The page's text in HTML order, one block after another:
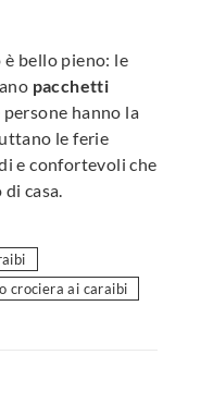
bello pieno: le
pacchetti
hanno la
le ferie
e confortevoli che
casa.
crociera ai caraibi